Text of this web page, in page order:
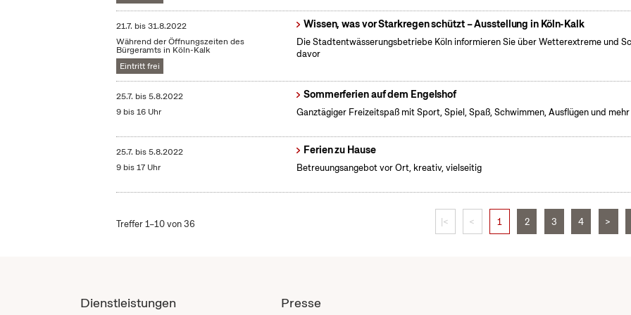
21.7. bis31.8.2022
Während der Öffnungszeiten des
Bürgeramts in Köln-Kalk
Eintritt frei
Wissen, was vor Starkregen schützt – Ausstellung in Köln-Kalk
Die Stadtentwässerungsbetriebe Köln informieren Sie über Wetterextreme und
davor
25.7. bis5.8.2022
9 bis 16 Uhr
Sommerferien auf dem Engelshof
Ganztägiger Freizeitspaß mit Sport, Spiel, Spaß, Schwimmen, Ausflügen und mehr
25.7. bis5.8.2022
9 bis 17 Uhr
Ferien zu Hause
Betreuungsangebot vor Ort, kreativ, vielseitig
Treffer 1–10 von 36 |< < 1 2 3 4 >
Dienstleistungen Presse